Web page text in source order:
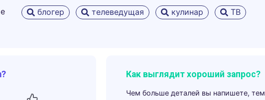
блогер телеведущая кулинар ТВ
Как выглядит хороший запрос?
Чем больше деталей вы напишете, тем